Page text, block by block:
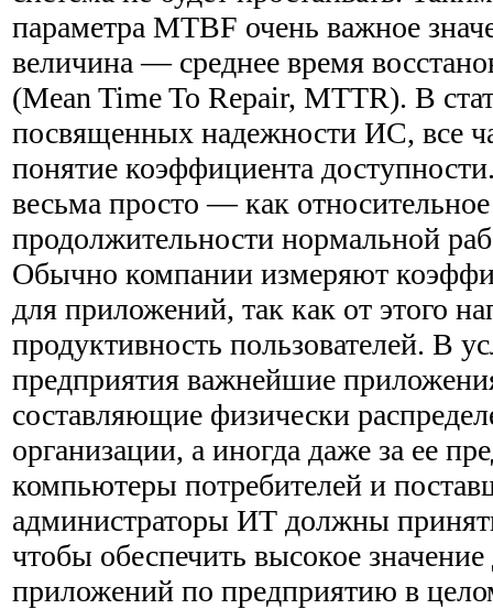
параметра MTBF очень важное
величина — среднее время
(Mean Time To Repair, MTTR). В
посвященных надежности ИС, все
понятие коэффициента
весьма просто — как
продолжительности нормальной
Обычно компании измеряют
для приложений, так как от этого
продуктивность пользователей. В
предприятия важнейшие
составляющие физически
организации, а иногда даже за ее
компьютеры потребителей и
администраторы ИТ должны
чтобы обеспечить высокое
приложений по предприятию в